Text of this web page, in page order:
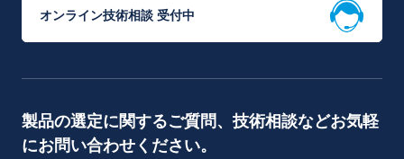
オンライン技術相談 受付中
製品の選定に関するご質問、技術相談などお気軽
にお問い合わせください。